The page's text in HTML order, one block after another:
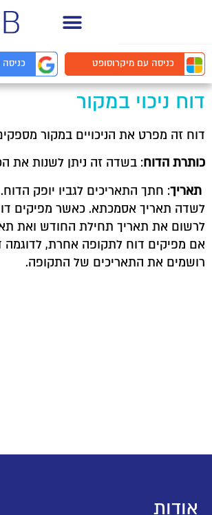
עם מיקרוסופט כניסה עם גוגל
במקור
את הניכויים במקור מספקים.
: בשדה זה ניתן לשנות את הכותרת
התאריכים לגביו יופק הדוח. החתך
אסמכתא. כאשר מפיקים דוח חודשי
תאריך תחילת החודש ואת תאריך
דוח לתקופה אחרת, לדוגמה דוח
את התאריכים של התקופה.